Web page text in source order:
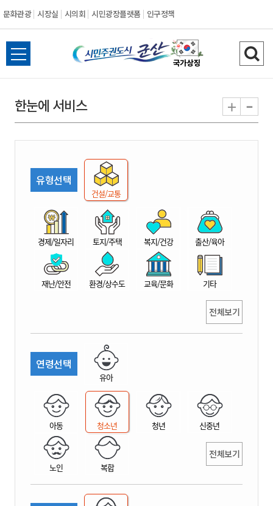
문화관광 시장실 시의회 시민광장플랫폼 인구정책
시
민
권
도
시
산
전
체
뉴
열
검
색
기
한눈에 서비스 + -
유형선택
건설/교통
경제/일자리 토지/주택 복지/건강 출산/육아
재난/안전 환경/상수도 교육/문화 기타
전체보기
연령선택
유아
아동 청소년 청년 신중년
노인 복합
전체보기